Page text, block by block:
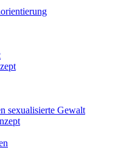
sexualisierte Gewalt